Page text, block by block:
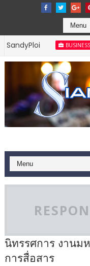
BUSINESS MARKETING
นิทรรศการ งานม
การสื่อสาร